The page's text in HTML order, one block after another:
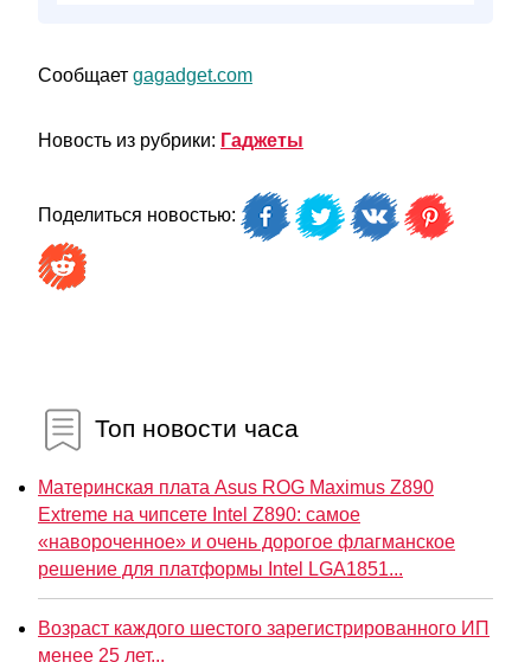
Сообщает gagadget.com
Новость из рубрики: Гаджеты
Поделиться новостью:
Топ новости часа
Материнская плата Asus ROG Maximus Z890
Extreme на чипсете Intel Z890: самое
«навороченное» и очень дорогое флагманское
решение для платформы Intel LGA1851...
Возраст каждого шестого зарегистрированного ИП
менее 25 лет...